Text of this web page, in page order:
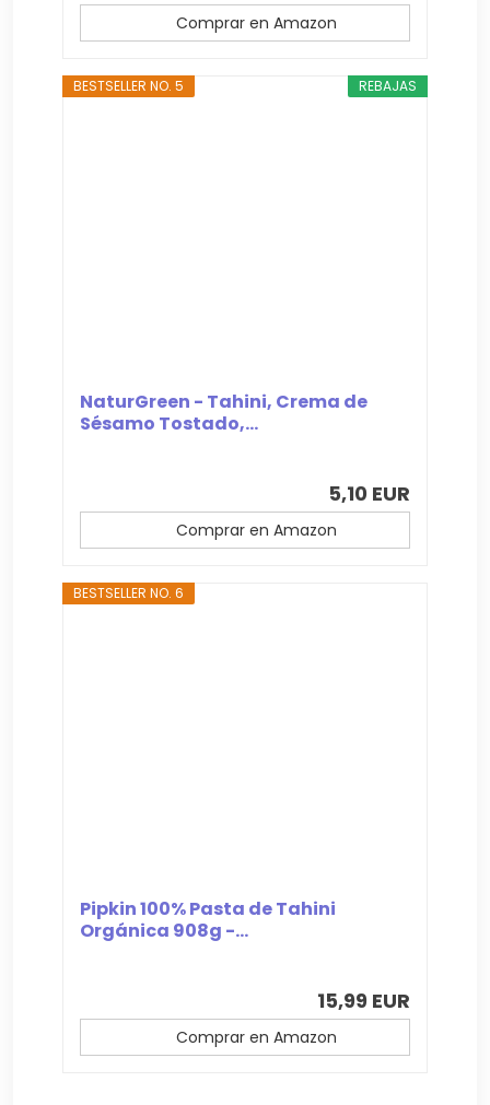
Comprar en Amazon
REBAJAS
BESTSELLER NO. 5
NaturGreen - Tahini, Crema de
Sésamo Tostado,...
5,10 EUR
Comprar en Amazon
BESTSELLER NO. 6
Pipkin 100% Pasta de Tahini
Orgánica 908g -...
15,99 EUR
Comprar en Amazon